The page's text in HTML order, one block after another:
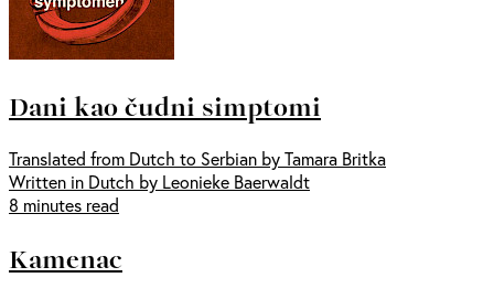
Dani kao čudni simptomi
Translated from Dutch to Serbian by Tamara Britka
Written in Dutch by Leonieke Baerwaldt
8 minutes read
Kamenac